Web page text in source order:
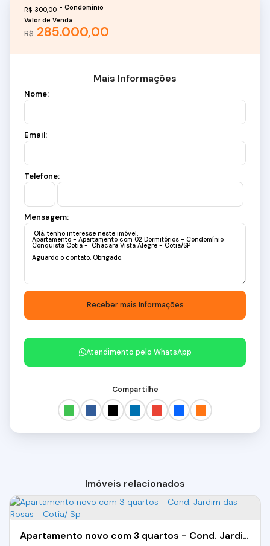
R$ 285.000,00
Valor de Venda
R$ 300,00
Mais Informações
Nome:
Email:
Telefone:
Mensagem:
Atendimento pelo WhatsApp
Compartilhe
Imóveis relacionados
Apartamento novo com 3 quartos - Cond. Jardim das Rosas - Cotia/ Sp